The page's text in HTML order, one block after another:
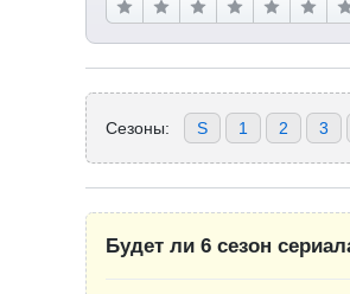
Сезоны: S 1 2 3
Будет ли 6 сезон